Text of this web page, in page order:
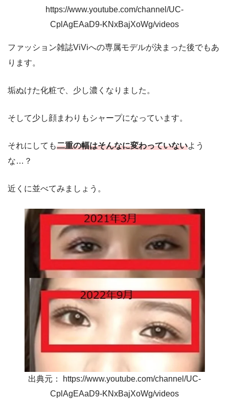
https://www.youtube.com/channel/UC-
CplAgEAaD9-KNxBajXoWg/videos
ファッション雑誌ViViへの専属モデルが決まった後でもあ
ります。
垢ぬけた化粧で、少し濃くなりました。
そして少し顔まわりもシャープになっています。
それにしても二重の幅はそんなに変わっていないよう
な…？
近くに並べてみましょう。
出典元： https://www.youtube.com/channel/UC-
CplAgEAaD9-KNxBajXoWg/videos